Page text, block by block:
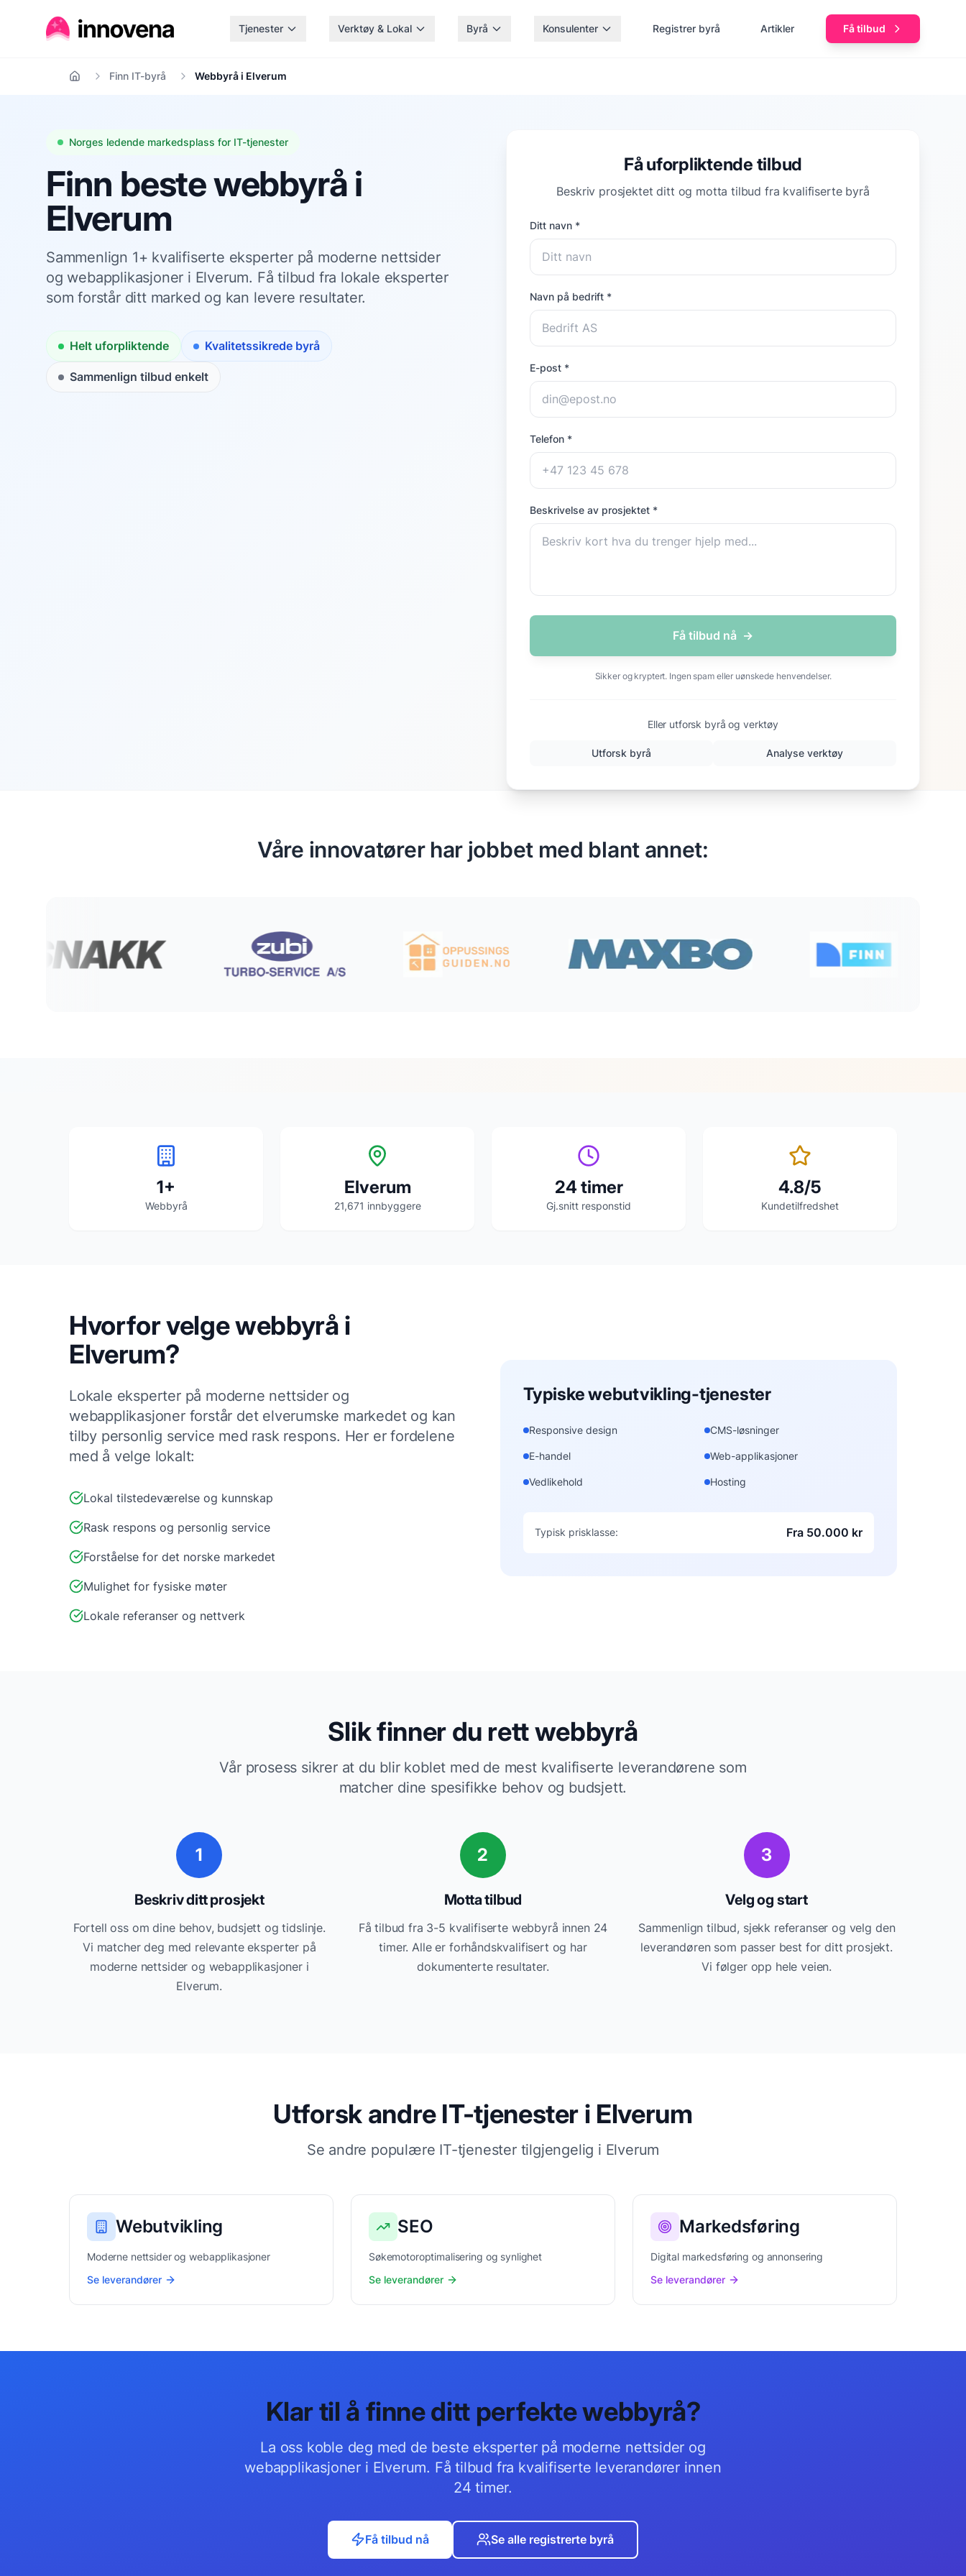
Tjenester Verktøy & Lokal Byrå Konsulenter Registrer byrå Artikler Få tilbud
Hjem Finn IT-byrå Webbyrå i Elverum
Norges ledende markedsplass for IT-tjenester
Finn beste webbyrå i
Elverum
Sammenlign 1+ kvalifiserte eksperter på moderne nettsider
og webapplikasjoner i Elverum. Få tilbud fra lokale eksperter
som forstår ditt marked og kan levere resultater.
Helt uforpliktende Kvalitetssikrede byrå
Sammenlign tilbud enkelt
Få uforpliktende tilbud
Beskriv prosjektet ditt og motta tilbud fra kvalifiserte byrå
Ditt navn *
Navn på bedrift *
E-post *
Telefon *
Beskrivelse av prosjektet *
Få tilbud nå →
Sikker og kryptert. Ingen spam eller uønskede henvendelser.
Eller utforsk byrå og verktøy
Utforsk byrå Analyse verktøy
Våre innovatører har jobbet med blant annet:
1+
Webbyrå
Elverum
21,671 innbyggere
24 timer
Gj.snitt responstid
4.8/5
Kundetilfredshet
Hvorfor velgewebbyrå i
Elverum?
Lokale eksperter på moderne nettsider og
webapplikasjonerforstår det elverumske markedet og kan
tilby personlig service med rask respons. Her er fordelene
med å velge lokalt:
Lokal tilstedeværelse og kunnskap
Rask respons og personlig service
Forståelse for det norske markedet
Mulighet for fysiske møter
Lokale referanser og nettverk
Typiskewebutvikling-tjenester
Responsive design CMS-løsninger
E-handel Web-applikasjoner
Vedlikehold Hosting
Typisk prisklasse: Fra 50.000 kr
Slik finner du rettwebbyrå
Vår prosess sikrer at du blir koblet med de mest kvalifiserte leverandørene som
matcher dine spesifikke behov og budsjett.
1
Beskriv ditt prosjekt
Fortell oss om dine behov, budsjett og tidslinje.
Vi matcher deg med relevanteeksperter på
moderne nettsider og webapplikasjoner i
Elverum.
2
Motta tilbud
Få tilbud fra 3-5 kvalifiserte webbyrå innen 24
timer. Alle er forhåndskvalifisert og har
dokumenterte resultater.
3
Velg og start
Sammenlign tilbud, sjekk referanser og velg den
leverandøren som passer best for ditt prosjekt.
Vi følger opp hele veien.
Utforsk andre IT-tjenester i Elverum
Se andre populære IT-tjenester tilgjengelig i Elverum
Webutvikling
Moderne nettsider og webapplikasjoner
Se leverandører
SEO
Søkemotoroptimalisering og synlighet
Se leverandører
Markedsføring
Digital markedsføring og annonsering
Se leverandører
Klar til å finne ditt perfektewebbyrå?
La oss koble deg med de beste eksperter på moderne nettsider og
webapplikasjoner i Elverum. Få tilbud fra kvalifiserte leverandører innen
24 timer.
Få tilbud nå Se alle registrerte byrå